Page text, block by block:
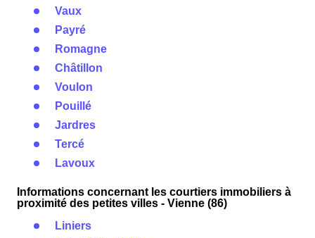
Vaux
Payré
Romagne
Châtillon
Voulon
Pouillé
Jardres
Tercé
Lavoux
Informations concernant les courtiers immobiliers à
proximité des petites villes - Vienne (86)
Liniers